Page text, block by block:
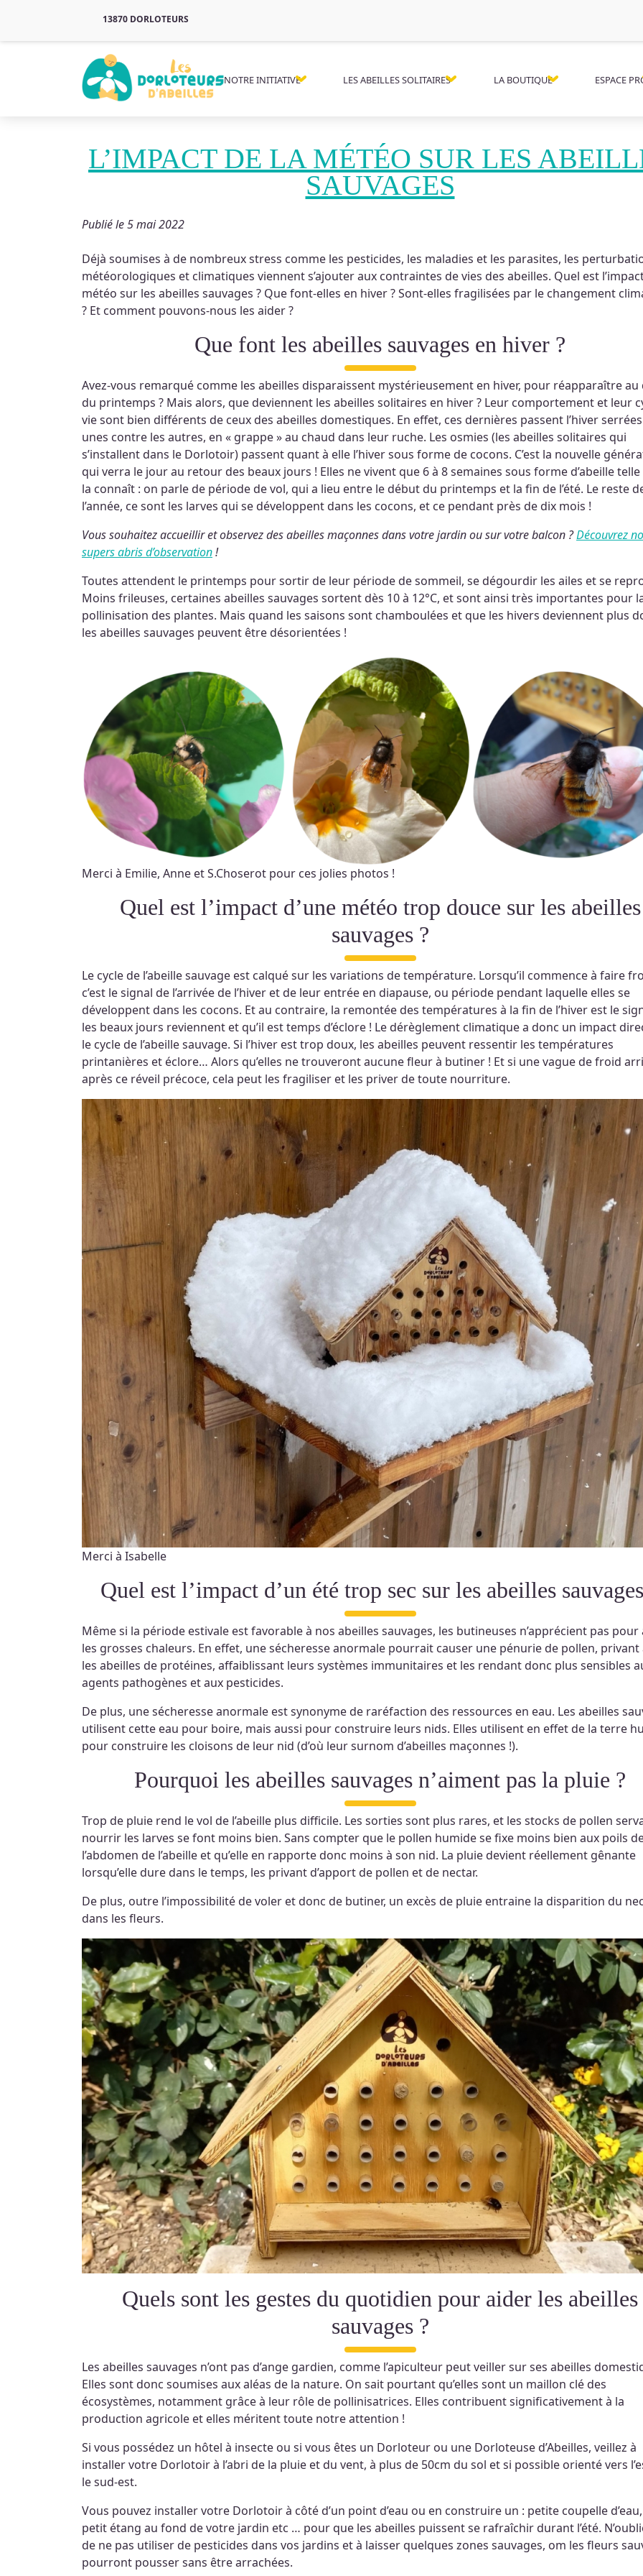
13870 DORLOTEURS
NOTRE INITIATIVE LES ABEILLES SOLITAIRES LA BOUTIQUE ESPACE
L’IMPACT DE LA MÉTÉO SUR LES
SAUVAGES
Publié le 5 mai 2022
Déjà soumises à de nombreux stress comme les pesticides, les maladies et les parasites, les
météorologiques et climatiques viennent s’ajouter aux contraintes de vies des abeilles. Quel est
météo sur les abeilles sauvages ? Que font-elles en hiver ? Sont-elles fragilisées par le changement
? Et comment pouvons-nous les aider ?
Que font les abeilles sauvages en hiver ?
Avez-vous remarqué comme les abeilles disparaissent mystérieusement en hiver, pour réapparaître
du printemps ? Mais alors, que deviennent les abeilles solitaires en hiver ? Leur comportement et leur
vie sont bien différents de ceux des abeilles domestiques. En effet, ces dernières passent l’hiver
unes contre les autres, en « grappe » au chaud dans leur ruche. Les osmies (les abeilles solitaires qui
s’installent dans le Dorlotoir) passent quant à elle l’hiver sous forme de cocons. C’est la nouvelle
qui verra le jour au retour des beaux jours ! Elles ne vivent que 6 à 8 semaines sous forme d’abeille telle
la connaît : on parle de période de vol, qui a lieu entre le début du printemps et la fin de l’été. Le reste
l’année, ce sont les larves qui se développent dans les cocons, et ce pendant près de dix mois !
Vous souhaitez accueillir et observez des abeilles maçonnes dans votre jardin ou sur votre balcon ?Découvrez
supers abris d’observation!
Toutes attendent le printemps pour sortir de leur période de sommeil, se dégourdir les ailes et se
Moins frileuses, certaines abeilles sauvages sortent dès 10 à 12°C, et sont ainsi très importantes pour
pollinisation des plantes. Mais quand les saisons sont chamboulées et que les hivers deviennent plus
les abeilles sauvages peuvent être désorientées !
Merci à Emilie, Anne et S.Choserot pour ces jolies photos !
Quel est l’impact d’une météo trop douce sur les abeilles
sauvages ?
Le cycle de l’abeille sauvage est calqué sur les variations de température. Lorsqu’il commence à faire
c’est le signal de l’arrivée de l’hiver et de leur entrée en diapause, ou période pendant laquelle elles se
développent dans les cocons. Et au contraire, la remontée des températures à la fin de l’hiver est le
les beaux jours reviennent et qu’il est temps d’éclore ! Le dérèglement climatique a donc un impact
le cycle de l’abeille sauvage. Si l’hiver est trop doux, les abeilles peuvent ressentir les températures
printanières et éclore… Alors qu’elles ne trouveront aucune fleur à butiner ! Et si une vague de froid
après ce réveil précoce, cela peut les fragiliser et les priver de toute nourriture.
Merci à Isabelle
Quel est l’impact d’un été trop sec sur les abeilles
Même si la période estivale est favorable à nos abeilles sauvages, les butineuses n’apprécient pas
les grosses chaleurs. En effet, une sécheresse anormale pourrait causer une pénurie de pollen, privant
les abeilles de protéines, affaiblissant leurs systèmes immunitaires et les rendant donc plus sensibles
agents pathogènes et aux pesticides.
De plus, une sécheresse anormale est synonyme de raréfaction des ressources en eau. Les abeilles
utilisent cette eau pour boire, mais aussi pour construire leurs nids. Elles utilisent en effet de la terre
pour construire les cloisons de leur nid (d’où leur surnom d’abeilles maçonnes !).
Pourquoi les abeilles sauvages n’aiment pas la pluie ?
Trop de pluie rend le vol de l’abeille plus difficile. Les sorties sont plus rares, et les stocks de pollen
nourrir les larves se font moins bien. Sans compter que le pollen humide se fixe moins bien aux poils
l’abdomen de l’abeille et qu’elle en rapporte donc moins à son nid. La pluie devient réellement gênante
lorsqu’elle dure dans le temps, les privant d’apport de pollen et de nectar.
De plus, outre l’impossibilité de voler et donc de butiner, un excès de pluie entraine la disparition du
dans les fleurs.
Quels sont les gestes du quotidien pour aider les abeilles
sauvages ?
Les abeilles sauvages n’ont pas d’ange gardien, comme l’apiculteur peut veiller sur ses abeilles
Elles sont donc soumises aux aléas de la nature. On sait pourtant qu’elles sont un maillon clé des
écosystèmes, notamment grâce à leur rôle de pollinisatrices. Elles contribuent significativement à la
production agricole et elles méritent toute notre attention !
Si vous possédez un hôtel à insecte ou si vous êtes un Dorloteur ou une Dorloteuse d’Abeilles, veillez à
installer votre Dorlotoir à l’abri de la pluie et du vent, à plus de 50cm du sol et si possible orienté vers
le sud-est.
Vous pouvez installer votre Dorlotoir à côté d’un point d’eau ou en construire un : petite coupelle
petit étang au fond de votre jardin etc … pour que les abeilles puissent se rafraîchir durant l’été.
de ne pas utiliser de pesticides dans vos jardins et à laisser quelques zones sauvages, om les fleurs
pourront pousser sans être arrachées.